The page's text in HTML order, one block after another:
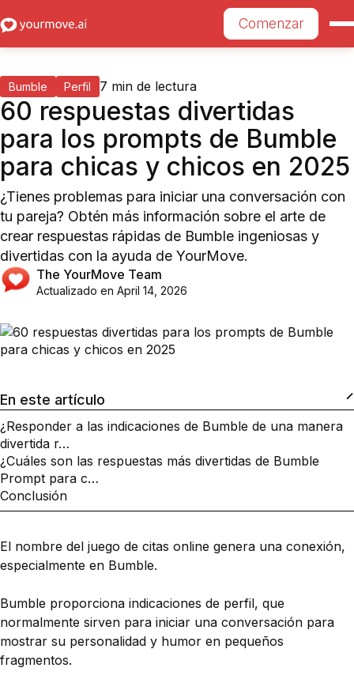
Comenzar
60 respuestas divertidas
para los prompts de Bumble
para chicas y chicos en 2025
¿Tienes problemas para iniciar una conversación con
tu pareja? Obtén más información sobre el arte de
crear respuestas rápidas de Bumble ingeniosas y
divertidas con la ayuda de YourMove.
Bumble Perfil 7 min de lectura
The YourMove Team
Actualizado en April 14, 2026
En este artículo
¿Responder a las indicaciones de Bumble de una manera
divertida r…
¿Cuáles son las respuestas más divertidas de Bumble
Prompt para c…
Conclusión
El nombre del juego de citas online genera una conexión,
especialmente en Bumble.
Bumble proporciona indicaciones de perfil, que
normalmente sirven para iniciar una conversación para
mostrar su personalidad y humor en pequeños
fragmentos.